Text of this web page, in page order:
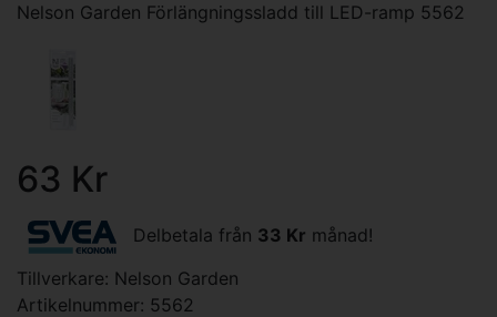
Nelson Garden Förlängningssladd till LED-ramp 5562
63 Kr
Delbetala från 33 Kr månad!
Tillverkare: Nelson Garden
Artikelnummer: 5562